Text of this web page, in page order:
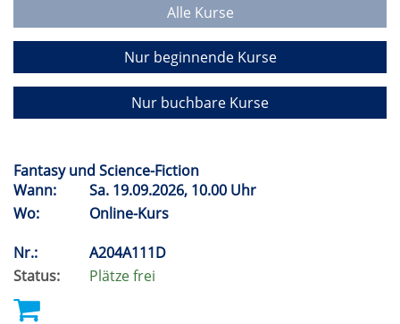
Alle Kurse
Nur beginnende Kurse
Nur buchbare Kurse
Fantasy und Science-Fiction
Wann:
Sa. 19.09.2026, 10.00 Uhr
Wo:
Online-Kurs
Nr.:
A204A111D
Status:
Plätze frei